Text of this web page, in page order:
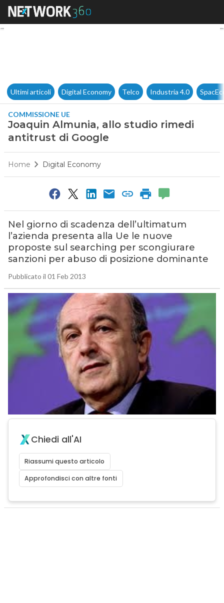
Joaquin Almunia, allo studio
Ultimi articoli Digital Economy Telco Industria 4.0
COMMISSIONE UE
Joaquin Almunia, allo studio rimedi
antitrust di Google
Home Digital Economy
Nel giorno di scadenza dell’ultimatum
l’azienda presenta alla Ue le nuove
proposte sul searching per scongiurare
sanzioni per abuso di posizione dominante
Pubblicato il 01 Feb 2013
Chiedi all'AI
Riassumi questo articolo
Approfondisci con altre fonti